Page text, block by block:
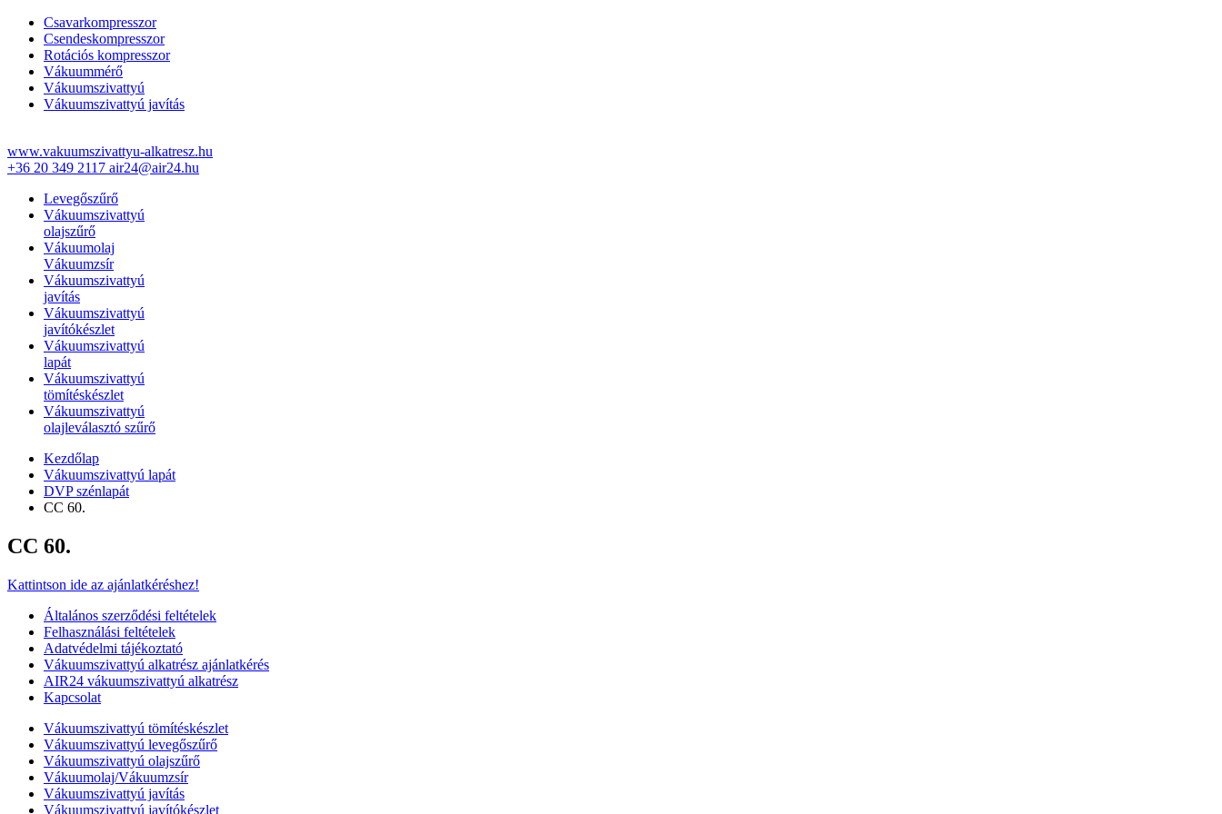
Csavarkompresszor
Csendeskompresszor
Rotációs kompresszor
Vákuummérő
Vákuumszivattyú
Vákuumszivattyú javítás
www.vakuumszivattyu-alkatresz.hu
+36 20 349 2117 air24@air24.hu
Levegőszűrő
Vákuumszivattyú
olajszűrő
Vákuumolaj
Vákuumzsír
Vákuumszivattyú
javítás
Vákuumszivattyú
javítókészlet
Vákuumszivattyú
lapát
Vákuumszivattyú
tömítéskészlet
Vákuumszivattyú
olajleválasztó szűrő
Kezdőlap
Vákuumszivattyú lapát
DVP szénlapát
CC 60.
CC 60.
Kattintson ide az ajánlatkéréshez!
Általános szerződési feltételek
Felhasználási feltételek
Adatvédelmi tájékoztató
Vákuumszivattyú alkatrész ajánlatkérés
AIR24 vákuumszivattyú alkatrész
Kapcsolat
Vákuumszivattyú tömítéskészlet
Vákuumszivattyú levegőszűrő
Vákuumszivattyú olajszűrő
Vákuumolaj/Vákuumzsír
Vákuumszivattyú javítás
Vákuumszivattyú javítókészlet